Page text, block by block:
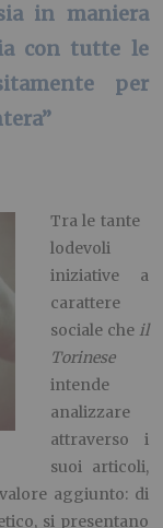
in maniera
con tutte le
per
Tra le tante
lodevoli
iniziative a
carattere
sociale che il
Torinese
intende
analizzare
attraverso i
suoi articoli,
aggiunto: di
si presentano